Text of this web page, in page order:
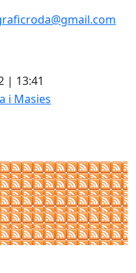
| 13:41